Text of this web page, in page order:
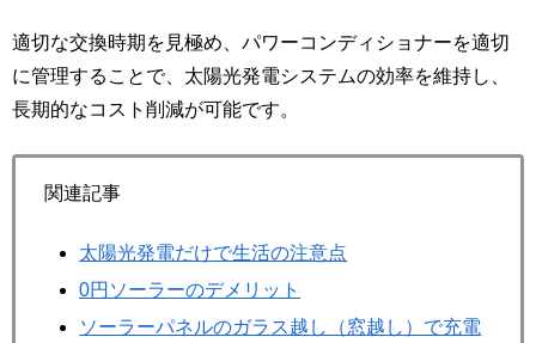
適切な交換時期を見極め、パワーコンディショナーを適切
に管理することで、太陽光発電システムの効率を維持し、
長期的なコスト削減が可能です。
関連記事
太陽光発電だけで生活の注意点
0円ソーラーのデメリット
ソーラーパネルのガラス越し（窓越し）で充電